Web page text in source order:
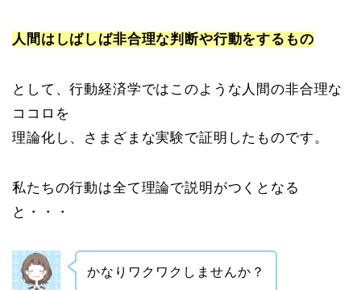
人間はしばしば非合理な判断や行動をするもの
として、行動経済学ではこのような人間の非合理な
ココロを
理論化し、さまざまな実験で証明したものです。
私たちの行動は全て理論で説明がつくとなる
と・・・
かなりワクワクしませんか？